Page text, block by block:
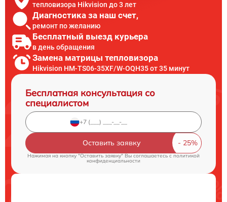
тепловизора Hikvision до 3 лет
Диагностика за наш счет,
ремонт по желанию
Бесплатный выезд курьера
в день обращения
Замена матрицы тепловизора
Hikvision HM-TS06-35XF/W-OQH35 от 35 минут
Бесплатная консультация со
специалистом
Оставить заявку
Нажимая на кнопку "Оставить заявку" Вы соглашаетесь cполитикой
конфиденциальности